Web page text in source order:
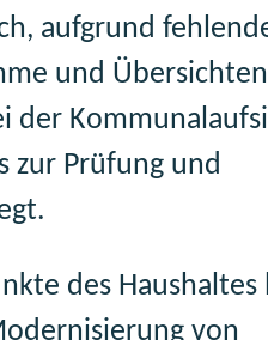
aufgrund
und
der
zur Prüfung und
des Haushaltes
von